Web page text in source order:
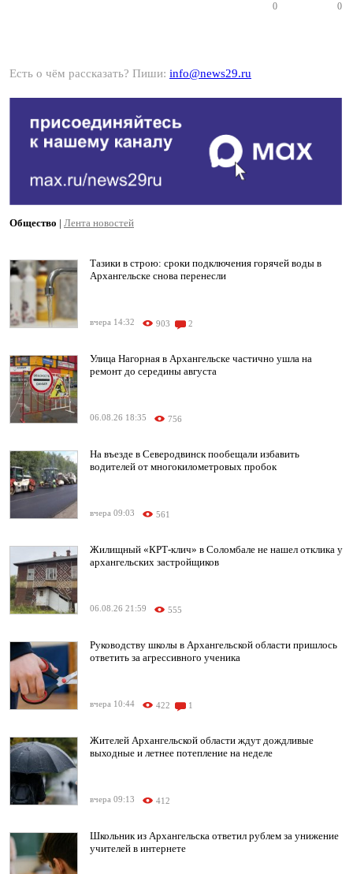
0 0
Есть о чём рассказать? Пиши: info@news29.ru
Общество | Лента новостей
Тазики в строю: сроки подключения горячей воды в
Архангельске снова перенесли
вчера 14:32 903 2
Улица Нагорная в Архангельске частично ушла на
ремонт до середины августа
06.08.26 18:35 756
На въезде в Северодвинск пообещали избавить
водителей от многокилометровых пробок
вчера 09:03 561
Жилищный «КРТ-клич» в Соломбале не нашел отклика у
архангельских застройщиков
06.08.26 21:59 555
Руководству школы в Архангельской области пришлось
ответить за агрессивного ученика
вчера 10:44 422 1
Жителей Архангельской области ждут дождливые
выходные и летнее потепление на неделе
вчера 09:13 412
Школьник из Архангельска ответил рублем за унижение
учителей в интернете